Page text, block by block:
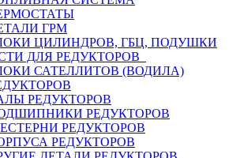
ГРМ
ЦИЛИНДРОВ, ГБЦ, ПОДУШКИ
ДЛЯ РЕДУКТОРОВ
САТЕЛЛИТОВ (ВОДИЛА)
РЕДУКТОРОВ
РЕДУКТОРОВ
РЕДУКТОРОВ
РЕДУКТОРОВ